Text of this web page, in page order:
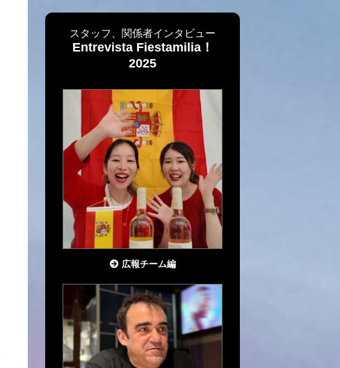
スタッフ、関係者インタビュー
Entrevista Fiestamilia！
2025
広報チーム編